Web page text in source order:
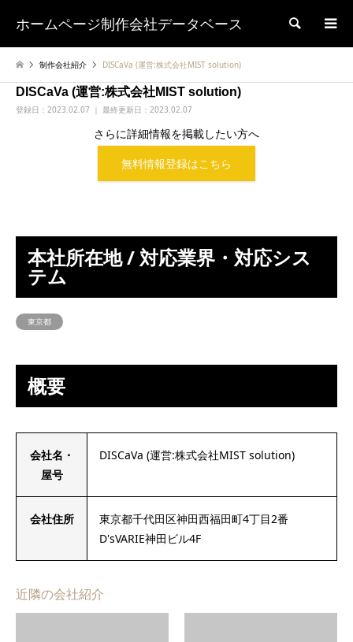
ホームページ制作会社データベース 検索
制作会社紹介 DISCaVa (運営:株式会社MIST solution)
DISCaVa (運営:株式会社MIST solution)
登録日： 2023.02.07 ｜ 最終更新日：2023.02.07
さらに詳細情報を掲載したい方へ
無料情報登録はこちら
本社所在地 / 対応業界・対応シス
テム
東京都
概要
会社名・
屋号
DISCaVa (運営:株式会社MIST solution)
会社住所
東京都千代田区神田西福田町4丁目2番
D'sVARIE神田ビル4F
近隣の会社紹介